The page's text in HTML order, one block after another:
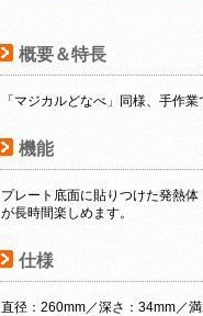
概要＆特長
「マジカルどなべ」同様、手作
機能
プレート底面に貼りつけた発熱
が長時間楽しめます。
仕様
直径：260mm／深さ：34mm／